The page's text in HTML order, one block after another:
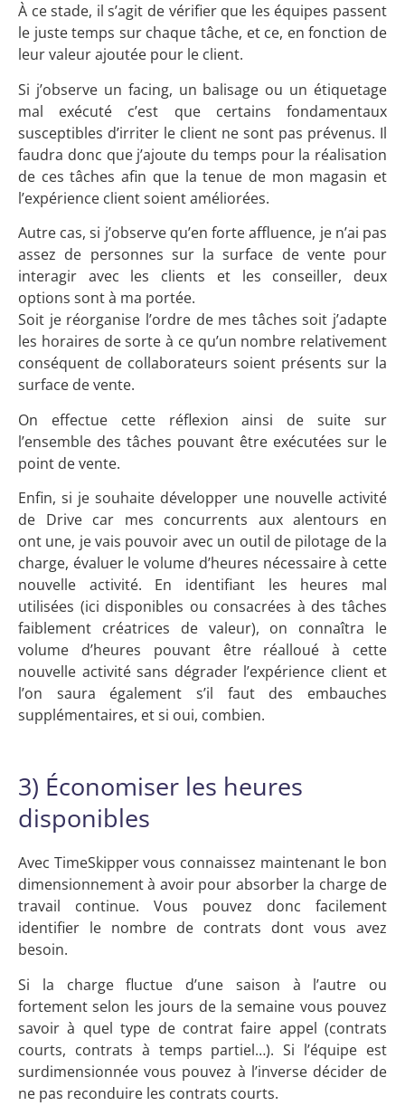
À ce stade, il s’agit de vérifier que les équipes passent
le juste temps sur chaque tâche, et ce, en fonction de
leur valeur ajoutée pour le client.
Si j’observe un facing, un balisage ou un étiquetage
mal exécuté c’est que certains fondamentaux
susceptibles d’irriter le client ne sont pas prévenus. Il
faudra donc que j’ajoute du temps pour la réalisation
de ces tâches afin que la tenue de mon magasin et
l’expérience client soient améliorées.
Autre cas, si j’observe qu’en forte affluence, je n’ai pas
assez de personnes sur la surface de vente pour
interagir avec les clients et les conseiller, deux
options sont à ma portée.
Soit je réorganise l’ordre de mes tâches soit j’adapte
les horaires de sorte à ce qu’un nombre relativement
conséquent de collaborateurs soient présents sur la
surface de vente.
On effectue cette réflexion ainsi de suite sur
l’ensemble des tâches pouvant être exécutées sur le
point de vente.
Enfin, si je souhaite développer une nouvelle activité
de Drive car mes concurrents aux alentours en
ont une, je vais pouvoir avec un outil de pilotage de la
charge, évaluer le volume d’heures nécessaire à cette
nouvelle activité. En identifiant les heures mal
utilisées (ici disponibles ou consacrées à des tâches
faiblement créatrices de valeur), on connaîtra le
volume d’heures pouvant être réalloué à cette
nouvelle activité sans dégrader l’expérience client et
l’on saura également s’il faut des embauches
supplémentaires, et si oui, combien.
3) Économiser les heures
disponibles
Avec TimeSkipper vous connaissez maintenant le bon
dimensionnement à avoir pour absorber la charge de
travail continue. Vous pouvez donc facilement
identifier le nombre de contrats dont vous avez
besoin.
Si la charge fluctue d’une saison à l’autre ou
fortement selon les jours de la semaine vous pouvez
savoir à quel type de contrat faire appel (contrats
courts, contrats à temps partiel…). Si l’équipe est
surdimensionnée vous pouvez à l’inverse décider de
ne pas reconduire les contrats courts.